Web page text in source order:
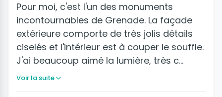
Pour moi, c'est l'un des monuments
incontournables de Grenade. La façade
extérieure comporte de très jolis détails
ciselés et l'intérieur est à couper le souffle.
J'ai beaucoup aimé la lumière, très c…
Voir la suite